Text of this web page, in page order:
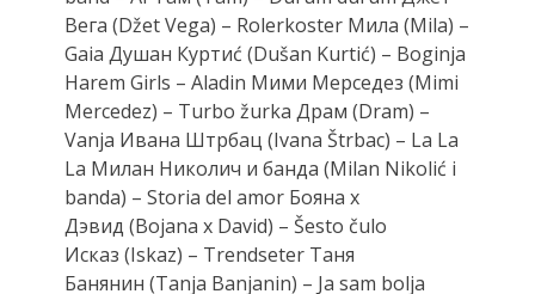
Вега (Džet Vega) – Rolerkoster Мила (Mila) –
Gaia Душан Куртиć (Dušan Kurtić) – Boginja
Harem Girls – Aladin Мими Мерседез (Mimi
Mercedez) – Turbo žurka Драм (Dram) –
Vanja Ивана Штрбац (Ivana Štrbac) – La La
La Милан Николич и банда (Milan Nikolić i
banda) – Storia del amor Бояна x
Дэвид (Bojana x David) – Šesto čulo
Исказ (Iskaz) – Trendseter Таня
Банянин (Tanja Banjanin) – Ja sam bolja